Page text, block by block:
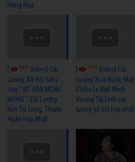
Hồng Nga
5457 Video] Cải
Lương Xã Hội Siêu
Hay " BỂ HẬN MÊNH
MÔNG " Cải Lương
Kim Tử Long, Thanh
Ngân Hay Nhất
5731Video] Cải
Lương Xưa Nước Mắt
Chiều Ly Biệt Minh
Vương Tài Linh cải
lương xã hội hay nhất